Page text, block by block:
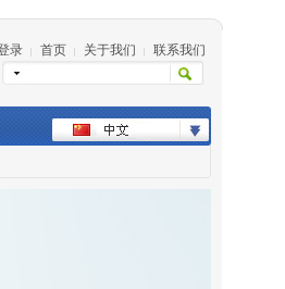
录 首页 关于我们 联系我们